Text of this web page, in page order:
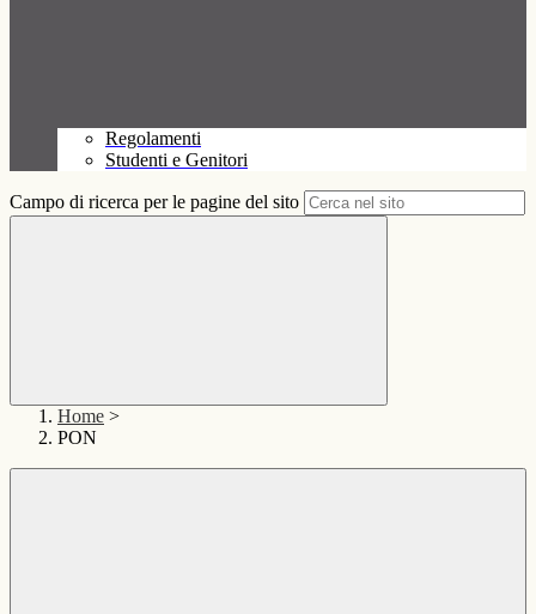
Regolamenti
Studenti e Genitori
Campo di ricerca per le pagine del sito
Home >
PON